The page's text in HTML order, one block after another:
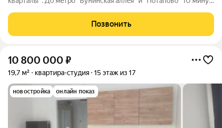
Выгодная рассрочка. Трейд-ин. Мат. капитал. Скидки. Плoщадь
квaртиры 25м2. Жилaя
Позвонить
10 800 000 ₽
19,7 м² квартира-студия 15 этаж из 17
новостройка онлайн показ